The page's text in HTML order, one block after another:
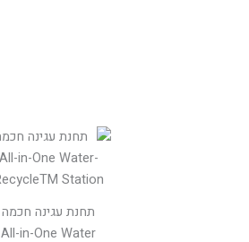
תחנת עגינה חכמה
All-in-One Water